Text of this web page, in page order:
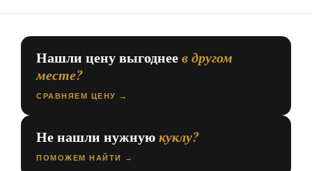
Нашли цену выгоднеев другом
месте?
СРАВНЯЕМ ЦЕНУ →
Не нашли нужнуюкуклу?
ПОМОЖЕМ НАЙТИ →